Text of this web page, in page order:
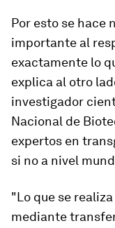
Por esto se hace
importante al
exactamente lo
explica al otro
investigador
Nacional de
expertos en
si no a nivel
"Lo que se
mediante